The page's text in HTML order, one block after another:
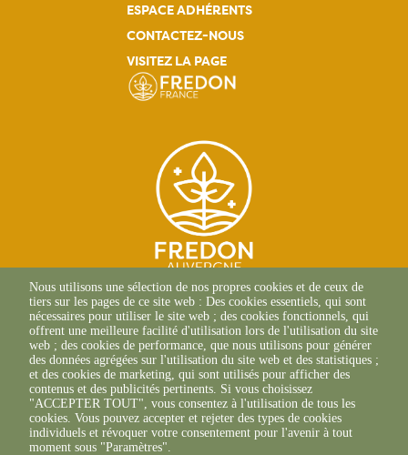
ESPACE ADHÉRENTS
CONTACTEZ-NOUS
VISITEZ LA PAGE
2 Allée Du Lazio
69800 SAINT-PRIEST
+33(0)4 37 43 40 70
footer6content
Nous utilisons une sélection de nos propres cookies et de ceux de
tiers sur les pages de ce site web : Des cookies essentiels, qui sont
nécessaires pour utiliser le site web ; des cookies fonctionnels, qui
offrent une meilleure facilité d'utilisation lors de l'utilisation du site
web ; des cookies de performance, que nous utilisons pour générer
des données agrégées sur l'utilisation du site web et des statistiques ;
et des cookies de marketing, qui sont utilisés pour afficher des
contenus et des publicités pertinents. Si vous choisissez
"ACCEPTER TOUT", vous consentez à l'utilisation de tous les
cookies. Vous pouvez accepter et rejeter des types de cookies
individuels et révoquer votre consentement pour l'avenir à tout
moment sous "Paramètres".